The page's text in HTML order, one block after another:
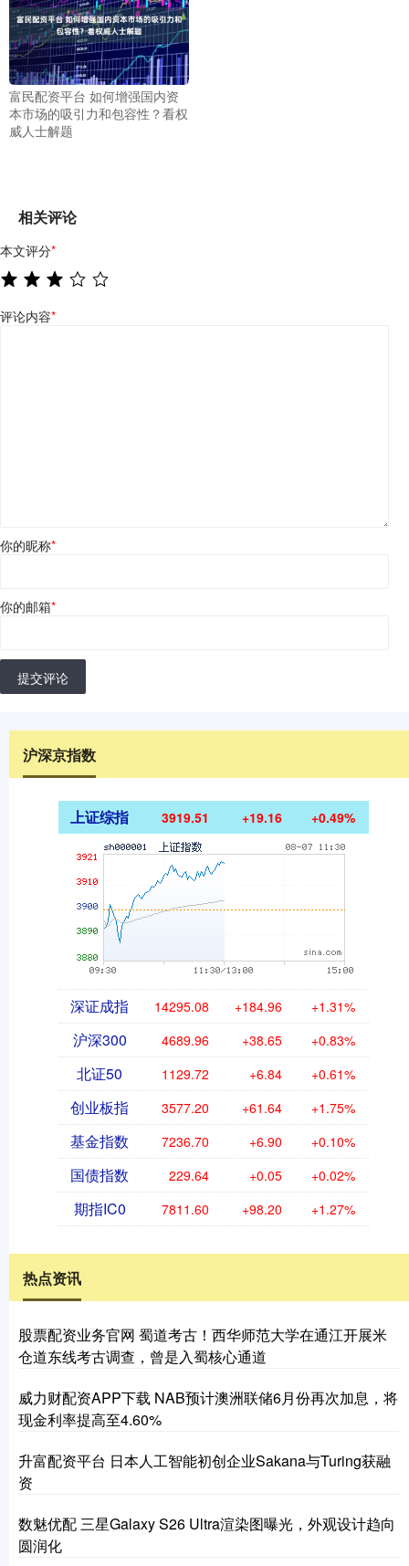
富民配资平台 如何增强国内资
本市场的吸引力和包容性？看权
威人士解题
相关评论
本文评分*
评论内容*
你的昵称*
你的邮箱*
提交评论
沪深京指数
上证综指 3919.51 +19.16 +0.49%
深证成指 14295.08 +184.96 +1.31%
沪深300 4689.96 +38.65 +0.83%
北证50 1129.72 +6.84 +0.61%
创业板指 3577.20 +61.64 +1.75%
基金指数 7236.70 +6.90 +0.10%
国债指数 229.64 +0.05 +0.02%
期指IC0 7811.60 +98.20 +1.27%
热点资讯
股票配资业务官网 蜀道考古！西华师范大学在通江开展米
仓道东线考古调查，曾是入蜀核心通道
威力财配资APP下载 NAB预计澳洲联储6月份再次加息，将
现金利率提高至4.60%
升富配资平台 日本人工智能初创企业Sakana与Turing获融
资
数魅优配 三星Galaxy S26 Ultra渲染图曝光，外观设计趋向
圆润化